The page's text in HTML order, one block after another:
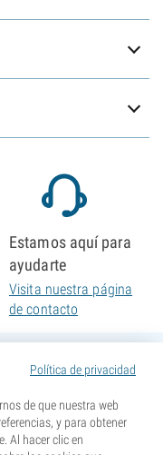
Política de privacidad
de que nuestra web
y para obtener
Al hacer clic en
Estamos aquí para
ayudarte
Visita nuestra página
de contacto